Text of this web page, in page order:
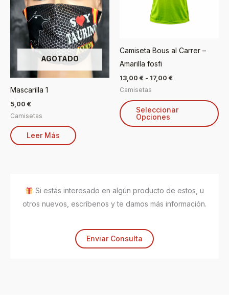
AGOTADO
Mascarilla 1
5,00 €
Camisetas
Leer Más
Camiseta Bous al Carrer –
Amarilla fosfi
13,00 € - 17,00 €
Camisetas
Seleccionar
Opciones
de
Si estás interesado en algún producto de estos, u
otros nuevos, escríbenos y te damos más información.
Enviar Consulta